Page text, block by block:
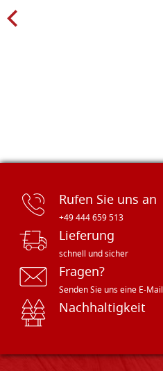
Rufen Sie uns an
+49 444 659 513
Lieferung
schnell und sicher
Fragen?
Senden Sie uns eine E-Mail
Nachhaltigkeit